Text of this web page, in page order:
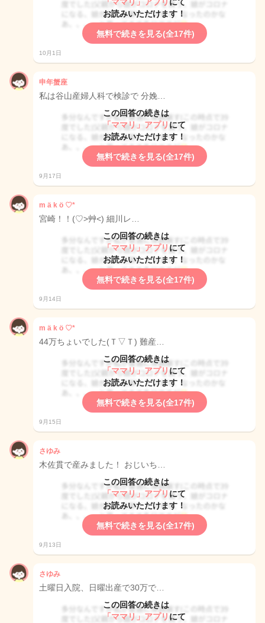
お読みいただけます！
無料で続きを見る(全17件)
10月1日
申年蟹座
私は谷山産婦人科で検診で 分娩…
この回答の続きは
「ママリ」アプリ にて
お読みいただけます！
無料で続きを見る(全17件)
9月17日
m ä k ö ♡*
宮崎！！(♡>艸<) 細川レ…
この回答の続きは
「ママリ」アプリ にて
お読みいただけます！
無料で続きを見る(全17件)
9月14日
m ä k ö ♡*
44万ちょいでした(Ｔ▽Ｔ) 難産…
この回答の続きは
「ママリ」アプリ にて
お読みいただけます！
無料で続きを見る(全17件)
9月15日
さゆみ
木佐貫で産みました！ おじいち…
この回答の続きは
「ママリ」アプリ にて
お読みいただけます！
無料で続きを見る(全17件)
9月13日
さゆみ
土曜日入院、日曜出産で30万で…
この回答の続きは
「ママリ」アプリ にて